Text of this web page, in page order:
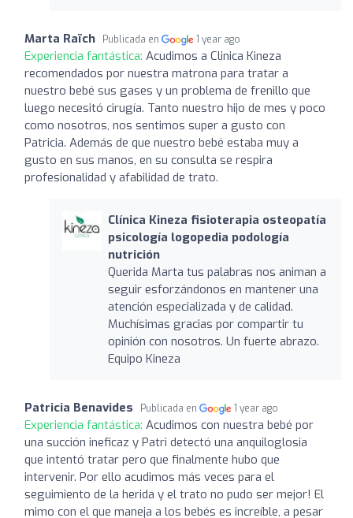
Marta Raïch Publicada en 1 year ago
Experiencia fantástica: Acudimos a Clinica Kineza
recomendados por nuestra matrona para tratar a
nuestro bebé sus gases y un problema de frenillo que
luego necesitó cirugía. Tanto nuestro hijo de mes y poco
como nosotros, nos sentimos super a gusto con
Patricia. Además de que nuestro bebé estaba muy a
gusto en sus manos, en su consulta se respira
profesionalidad y afabilidad de trato.
Clínica Kineza fisioterapia osteopatía
psicología logopedia podología
nutrición
Querida Marta tus palabras nos animan a
seguir esforzándonos en mantener una
atención especializada y de calidad.
Muchísimas gracias por compartir tu
opinión con nosotros. Un fuerte abrazo.
Equipo Kineza
Patricia Benavides Publicada en 1 year ago
Experiencia fantástica: Acudimos con nuestra bebé por
una succión ineficaz y Patri detectó una anquiloglosia
que intentó tratar pero que finalmente hubo que
intervenir. Por ello acudimos más veces para el
seguimiento de la herida y el trato no pudo ser mejor! El
mimo con el que maneja a los bebés es increíble, a pesar